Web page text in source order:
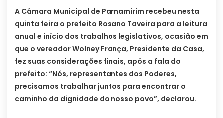
A Câmara Municipal de Parnamirim recebeu nesta
quinta feira o prefeito Rosano Taveira para a leitura
anual e início dos trabalhos legislativos, ocasião em
que o vereador Wolney França, Presidente da Casa,
fez suas considerações finais, após a fala do
prefeito: “Nós, representantes dos Poderes,
precisamos trabalhar juntos para encontrar o
caminho da dignidade do nosso povo”, declarou.